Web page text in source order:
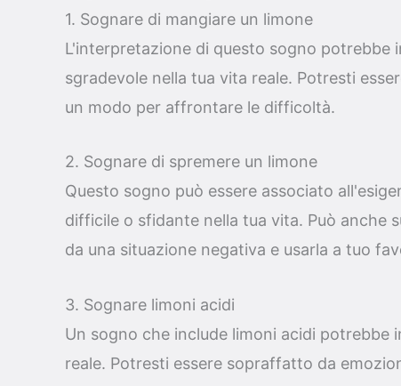
1. Sognare di mangiare un limone
L'interpretazione di questo sogno potrebbe
sgradevole nella tua vita reale. Potresti
un modo per affrontare le difficoltà.
2. Sognare di spremere un limone
Questo sogno può essere associato
difficile o sfidante nella tua vita. Può anche
da una situazione negativa e usarla a tuo
3. Sognare limoni acidi
Un sogno che include limoni acidi
reale. Potresti essere sopraffatto da